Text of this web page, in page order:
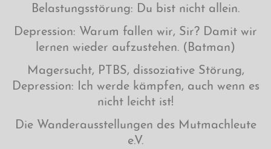
Belastungsstörung: Du bist nicht allein.
Depression: Warum fallen wir, Sir? Damit wir
lernen wieder aufzustehen. (Batman)
Magersucht, PTBS, dissoziative Störung,
Depression: Ich werde kämpfen, auch wenn es
nicht leicht ist!
Die Wanderausstellungen des Mutmachleute
e.V.